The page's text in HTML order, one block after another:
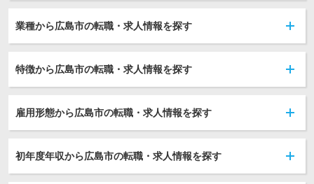
業種から広島市の転職・求人情報を探す
特徴から広島市の転職・求人情報を探す
雇用形態から広島市の転職・求人情報を探す
初年度年収から広島市の転職・求人情報を探す